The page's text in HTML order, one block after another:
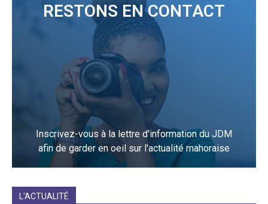
RESTONS EN CONTACT
Inscrivez-vous à la lettre d'information du JDM
afin de garder en oeil sur l'actualité mahoraise
L'ACTUALITÉ